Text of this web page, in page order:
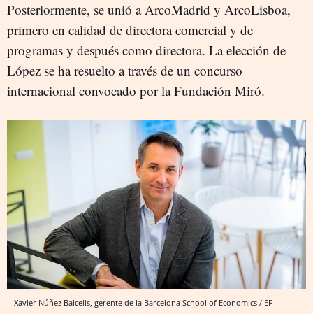
Posteriormente, se unió a ArcoMadrid y ArcoLisboa,
primero en calidad de directora comercial y de
programas y después como directora. La elección de
López se ha resuelto a través de un concurso
internacional convocado por la Fundación Miró.
Xavier Núñez Balcells, gerente de la Barcelona School of Economics / EP